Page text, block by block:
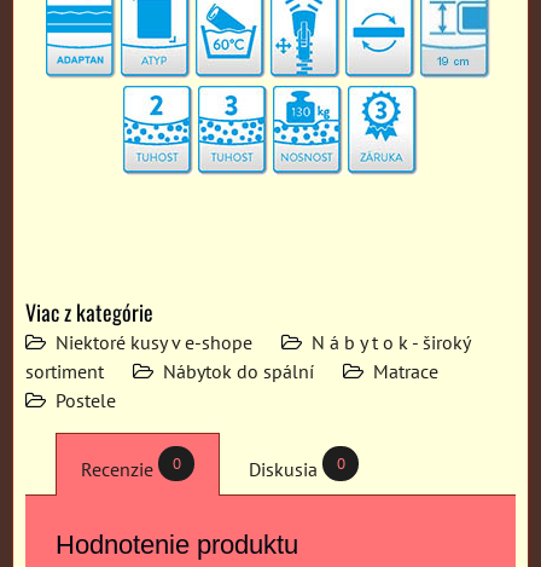
Viac z kategórie
Niektoré kusy v e-shope
N á b y t o k - široký
sortiment
Nábytok do spální
Matrace
Postele
Recenzie 0 Diskusia 0
Hodnotenie produktu